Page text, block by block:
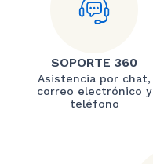
SOPORTE 360
Asistencia por chat,
correo electrónico y
teléfono